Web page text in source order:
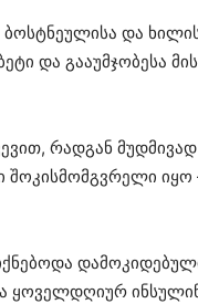
და
და გააუმჯობესა
რადგან
შოკისმომგვრელი
ყოველდღიურ